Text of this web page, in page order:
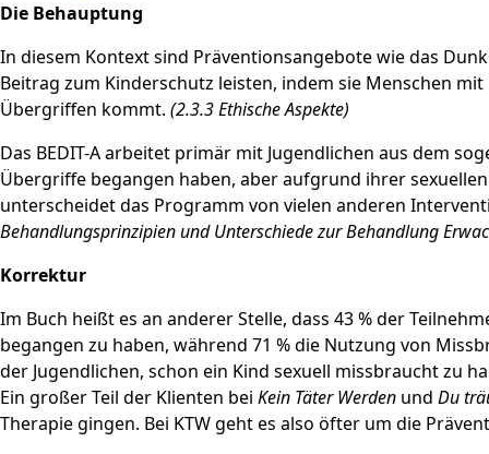
Die Behauptung
In diesem Kontext sind Präventionsangebote wie das
Beitrag zum Kinderschutz leisten, indem sie Menschen
Übergriffen kommt. (2.3.3 Ethische Aspekte)
Das BEDIT-A arbeitet primär mit Jugendlichen aus dem
Übergriffe begangen haben, aber aufgrund ihrer
unterscheidet das Programm von vielen anderen
Behandlungsprinzipien und Unterschiede zur Behandlung
Korrektur
Im Buch heißt es an anderer Stelle, dass 43 % der
begangen zu haben, während 71 % die Nutzung von
der Jugendlichen, schon ein Kind sexuell missbraucht zu
Ein großer Teil der Klienten bei Kein Täter Werden und Du
Therapie gingen. Bei KTW geht es also öfter um die